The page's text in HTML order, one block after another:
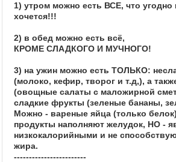
1) утром можно есть ВСЕ, что угодно
хочется!!!
2) в обед можно есть всё,
КРОМЕ СЛАДКОГО И МУЧНОГО!
3) на ужин можно есть ТОЛЬКО:
(молоко, кефир, творог и т.д,), а
(овощные салаты с маложирной
сладкие фрукты (зеленые бананы,
Можно - вареные яйца (только
продукты наполняют желудок, НО -
низкокалорийными и не
жира.
------------------------